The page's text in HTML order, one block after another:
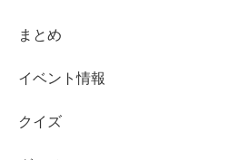
まとめ
イベント情報
クイズ